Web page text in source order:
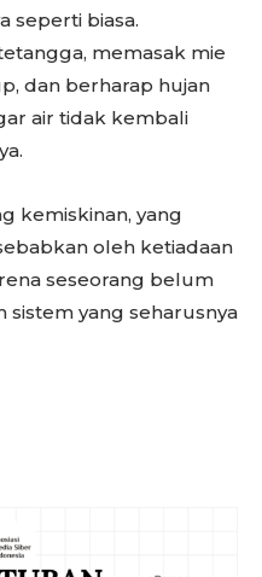
seperti biasa.
memasak mie
dan berharap hujan
air tidak kembali
kemiskinan, yang
oleh ketiadaan
seseorang belum
yang seharusnya